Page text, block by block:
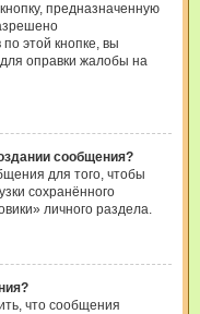
предназначенную
этой кнопке, вы
оправки жалобы на
сообщения?
для того, чтобы
сохранённого
личного раздела.
что сообщения